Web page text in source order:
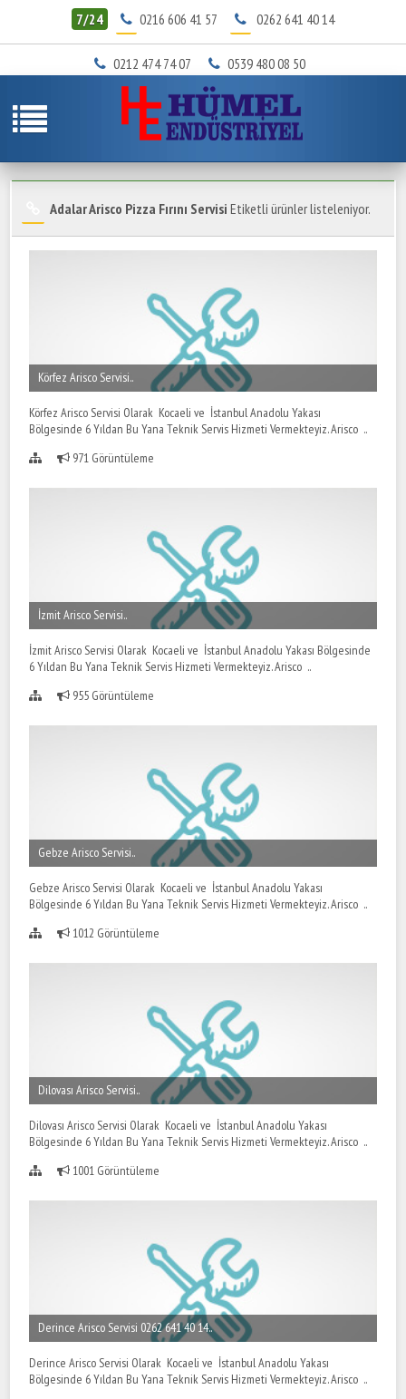
7/24 0216 606 41 57 0262 641 40 14
0212 474 74 07 0539 480 08 50
Adalar Arisco Pizza Fırını Servisi Etiketli ürünler listeleniyor.
Körfez Arisco Servisi..
Körfez Arisco Servisi Olarak Kocaeli ve İstanbul Anadolu Yakası
Bölgesinde 6 Yıldan Bu Yana Teknik Servis Hizmeti Vermekteyiz. Arisco ..
971 Görüntüleme
İzmit Arisco Servisi..
İzmit Arisco Servisi Olarak Kocaeli ve İstanbul Anadolu Yakası Bölgesinde
6 Yıldan Bu Yana Teknik Servis Hizmeti Vermekteyiz. Arisco ..
955 Görüntüleme
Gebze Arisco Servisi..
Gebze Arisco Servisi Olarak Kocaeli ve İstanbul Anadolu Yakası
Bölgesinde 6 Yıldan Bu Yana Teknik Servis Hizmeti Vermekteyiz. Arisco ..
1012 Görüntüleme
Dilovası Arisco Servisi..
Dilovası Arisco Servisi Olarak Kocaeli ve İstanbul Anadolu Yakası
Bölgesinde 6 Yıldan Bu Yana Teknik Servis Hizmeti Vermekteyiz. Arisco ..
1001 Görüntüleme
Derince Arisco Servisi 0262 641 40 14..
Derince Arisco Servisi Olarak Kocaeli ve İstanbul Anadolu Yakası
Bölgesinde 6 Yıldan Bu Yana Teknik Servis Hizmeti Vermekteyiz. Arisco ..